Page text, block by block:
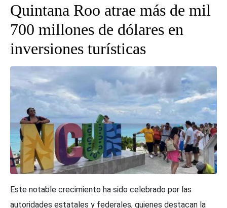
Quintana Roo atrae más de mil
700 millones de dólares en
inversiones turísticas
Este notable crecimiento ha sido celebrado por las
autoridades estatales y federales, quienes destacan la